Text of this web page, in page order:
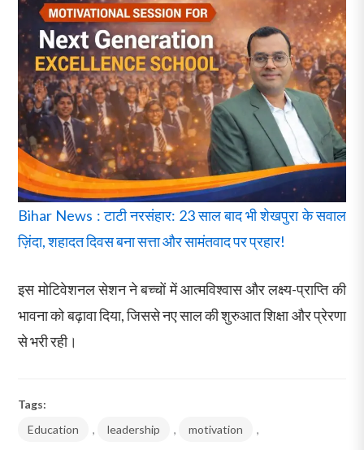
Bihar News : टाटी नरसंहार: 23 साल बाद भी शेखपुरा के सवाल
ज़िंदा, शहादत दिवस बना सत्ता और सामंतवाद पर प्रहार!
इस मोटिवेशनल सेशन ने बच्चों में आत्मविश्वास और लक्ष्य-प्राप्ति की
भावना को बढ़ावा दिया, जिससे नए साल की शुरुआत शिक्षा और प्रेरणा
से भरी रही।
Tags:
Education
, leadership , motivation ,